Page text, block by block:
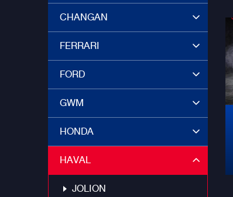
CHANGAN
FERRARI
FORD
GWM
HONDA
HAVAL
JOLION